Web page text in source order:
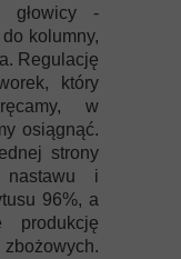
głowicy -
kolumny,
Regulację
który
w
osiągnąć.
strony
nastawu i
96%, a